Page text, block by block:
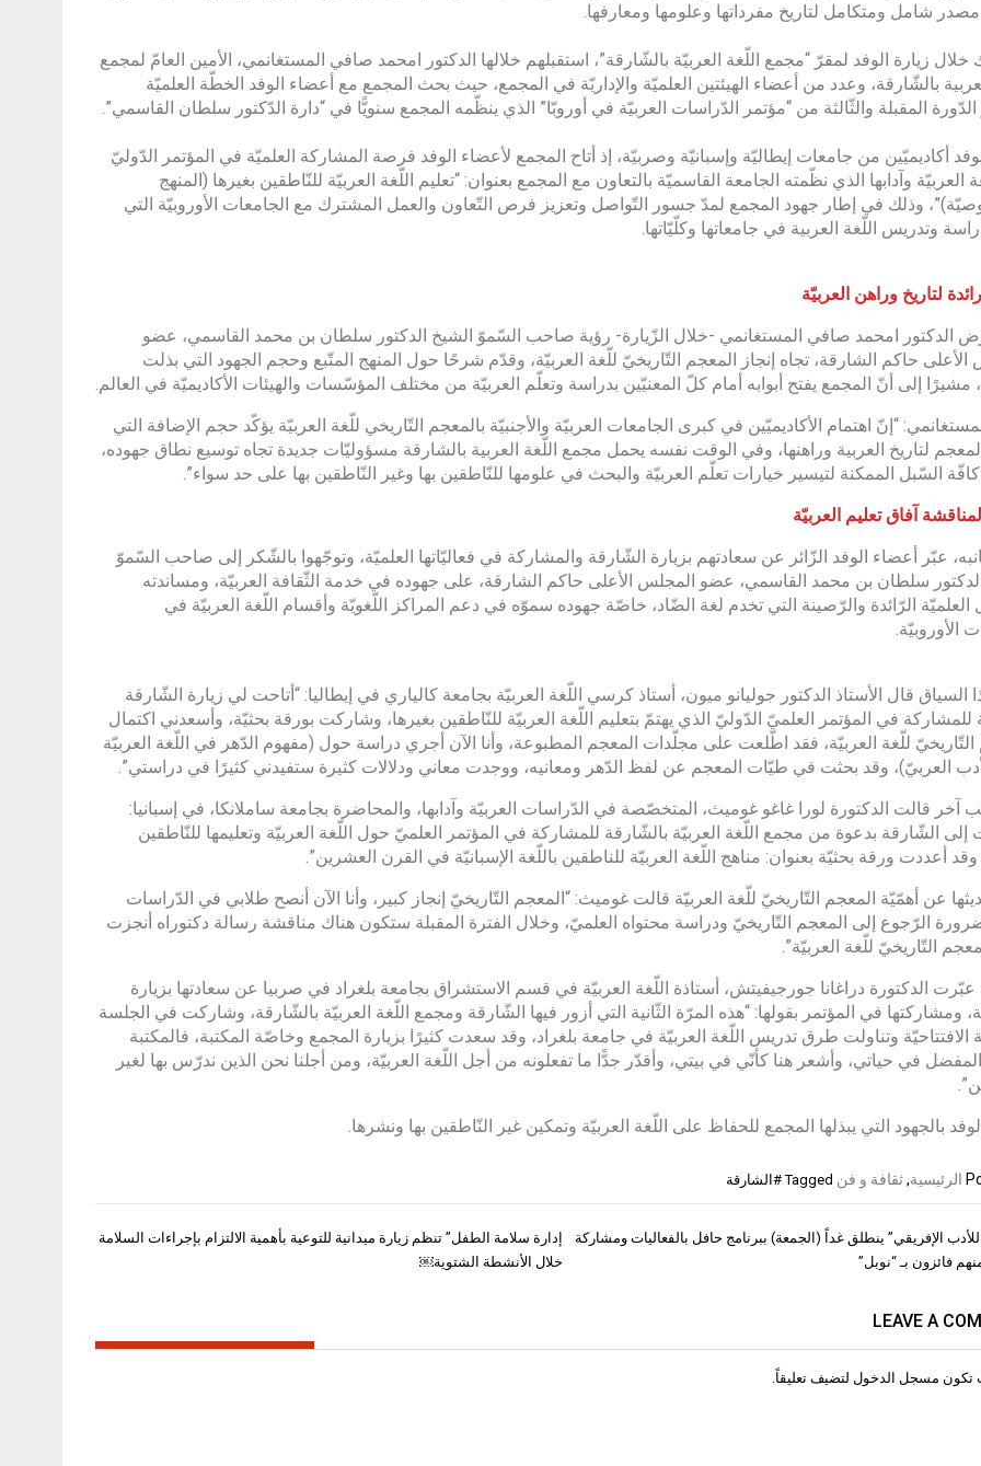
مصدر شامل ومتكامل لتاريخ مفرداتها وعلومها ومعارفها.
خلال زيارة الوفد لمقرّ “مجمع اللّغة العربيّة بالشّارقة”، استقبلهم خلالها الدكتور امحمد صافي المستغانمي، الأمين العامّ لمجمع
بالشّارقة، وعدد من أعضاء الهيئتين العلميّة والإداريّة في المجمع، حيث بحث المجمع مع أعضاء الوفد الخطّة العلميّة
المقبلة والثّالثة من “مؤتمر الدّراسات العربيّة في أوروبّا” الذي ينظّمه المجمع سنويًّا في “دارة الدّكتور سلطان القاسمي”.
أكاديميّين من جامعات إيطاليّة وإسبانيّة وصربيّة، إذ أتاح المجمع لأعضاء الوفد فرصة المشاركة العلميّة في المؤتمر الدّوليّ
العربيّة وآدابها الذي نظّمته الجامعة القاسميّة بالتعاون مع المجمع بعنوان: “تعليم اللّغة العربيّة للنّاطقين بغيرها (المنهج
وذلك في إطار جهود المجمع لمدّ جسور التّواصل وتعزيز فرص التّعاون والعمل المشترك مع الجامعات الأوروبيّة التي
وتدريس اللّغة العربية في جامعاتها وكلّيّاتها.
لتاريخ وراهن العربيّة
الدكتور امحمد صافي المستغانمي -خلال الزّيارة- رؤية صاحب السّموّ الشيخ الدكتور سلطان بن محمد القاسمي، عضو
الأعلى حاكم الشارقة، تجاه إنجاز المعجم التّاريخيّ للّغة العربيّة، وقدّم شرحًا حول المنهج المتّبع وحجم الجهود التي بذلت
مشيرًا إلى أنّ المجمع يفتح أبوابه أمام كلّ المعنيّين بدراسة وتعلّم العربيّة من مختلف المؤسّسات والهيئات الأكاديميّة في العالم.
“إنّ اهتمام الأكاديميّين في كبرى الجامعات العربيّة والأجنبيّة بالمعجم التّاريخي للّغة العربيّة يؤكّد حجم الإضافة التي
لتاريخ العربية وراهنها، وفي الوقت نفسه يحمل مجمع اللّغة العربية بالشارقة مسؤوليّات جديدة تجاه توسيع نطاق جهوده،
كافّة السّبل الممكنة لتيسير خيارات تعلّم العربيّة والبحث في علومها للنّاطقين بها وغير النّاطقين بها على حد سواء”.
آفاق تعليم العربيّة
عبّر أعضاء الوفد الزّائر عن سعادتهم بزيارة الشّارقة والمشاركة في فعاليّاتها العلميّة، وتوجّهوا بالشّكر إلى صاحب السّموّ
سلطان بن محمد القاسمي، عضو المجلس الأعلى حاكم الشارقة، على جهوده في خدمة الثّقافة العربيّة، ومساندته
العلميّة الرّائدة والرّصينة التي تخدم لغة الضّاد، خاصّة جهوده سموّه في دعم المراكز اللّغويّة وأقسام اللّغة العربيّة في
الأوروبيّة.
السياق قال الأستاذ الدكتور جوليانو ميون، أستاذ كرسي اللّغة العربيّة بجامعة كالياري في إيطاليا: “أتاحت لي زيارة الشّارقة
للمشاركة في المؤتمر العلميّ الدّوليّ الذي يهتمّ بتعليم اللّغة العربيّة للنّاطقين بغيرها، وشاركت بورقة بحثيّة، وأسعدني اكتمال
التّاريخيّ للّغة العربيّة، فقد اطّلعت على مجلّدات المعجم المطبوعة، وأنا الآن أجري دراسة حول (مفهوم الدّهر في اللّغة العربيّة
العربيّ)، وقد بحثت في طيّات المعجم عن لفظ الدّهر ومعانيه، ووجدت معاني ودلالات كثيرة ستفيدني كثيرًا في دراستي”.
آخر قالت الدكتورة لورا غاغو غوميث، المتخصّصة في الدّراسات العربيّة وآدابها، والمحاضرة بجامعة ساملانكا، في إسبانيا:
الشّارقة بدعوة من مجمع اللّغة العربيّة بالشّارقة للمشاركة في المؤتمر العلميّ حول اللّغة العربيّة وتعليمها للنّاطقين
وقد أعددت ورقة بحثيّة بعنوان: مناهج اللّغة العربيّة للناطقين باللّغة الإسبانيّة في القرن العشرين”.
عن أهمّيّة المعجم التّاريخيّ للّغة العربيّة قالت غوميث: “المعجم التّاريخيّ إنجاز كبير، وأنا الآن أنصح طلابي في الدّراسات
بضرورة الرّجوع إلى المعجم التّاريخيّ ودراسة محتواه العلميّ، وخلال الفترة المقبلة ستكون هناك مناقشة رسالة دكتوراه أنجزت
التّاريخيّ للّغة العربيّة”.
عبّرت الدكتورة دراغانا جورجيفيتش، أستاذة اللّغة العربيّة في قسم الاستشراق بجامعة بلغراد في صربيا عن سعادتها بزيارة
ومشاركتها في المؤتمر بقولها: “هذه المرّة الثّانية التي أزور فيها الشّارقة ومجمع اللّغة العربيّة بالشّارقة، وشاركت في الجلسة
الافتتاحيّة وتناولت طرق تدريس اللّغة العربيّة في جامعة بلغراد، وقد سعدت كثيرًا بزيارة المجمع وخاصّة المكتبة، فالمكتبة
في حياتي، وأشعر هنا كأنّي في بيتي، وأقدّر جدًّا ما تفعلونه من أجل اللّغة العربيّة، ومن أجلنا نحن الذين ندرّس بها لغير
بالجهود التي يبذلها المجمع للحفاظ على اللّغة العربيّة وتمكين غير النّاطقين بها ونشرها.
الرئيسية,ثقافة و فن Tagged #الشارقة
إدارة سلامة الطفل” تنظم زيارة ميدانية للتوعية بأهمية الالتزام بإجراءات السلامة
خلال الأنشطة الشتوية￼
الإفريقي” ينطلق غداً (الجمعة) ببرنامج حافل بالفعاليات ومشاركة
LEAVE A
تكون مسجل الدخول لتضيف تعليقاً.